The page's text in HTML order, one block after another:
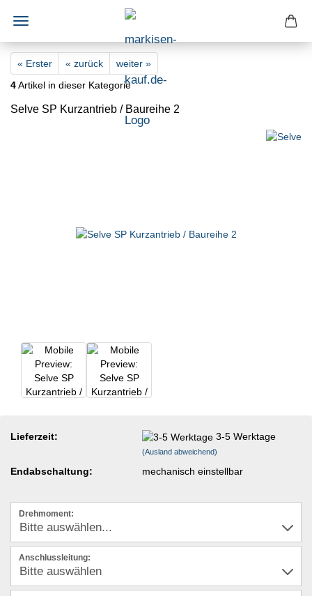
« Erster « zurück
weiter »
4Artikel in dieser Kategorie
Selve SP Kurzantrieb / Baureihe 2
Lieferzeit: 3-5 Werktage
(Ausland abweichend)
Endabschaltung: mechanisch einstellbar
Drehmoment:
Anschlussleitung: